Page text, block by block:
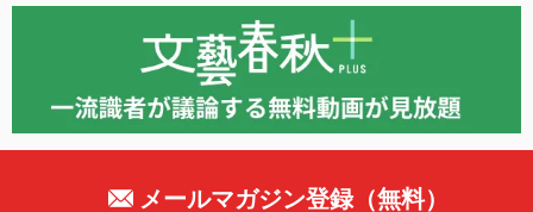
メールマガジン登録（無料）